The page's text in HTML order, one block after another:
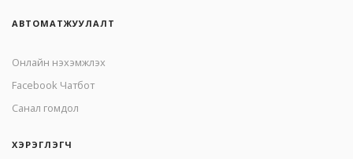
АВТОМАТЖУУЛАЛТ
Онлайн нэхэмжлэх
Facebook Чатбот
Санал гомдол
ХЭРЭГЛЭГЧ